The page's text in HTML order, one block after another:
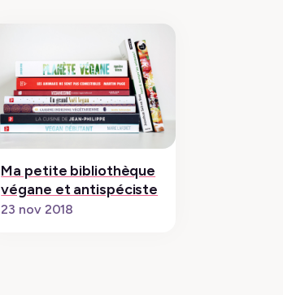
Ma petite bibliothèque
végane et antispéciste
23 nov 2018